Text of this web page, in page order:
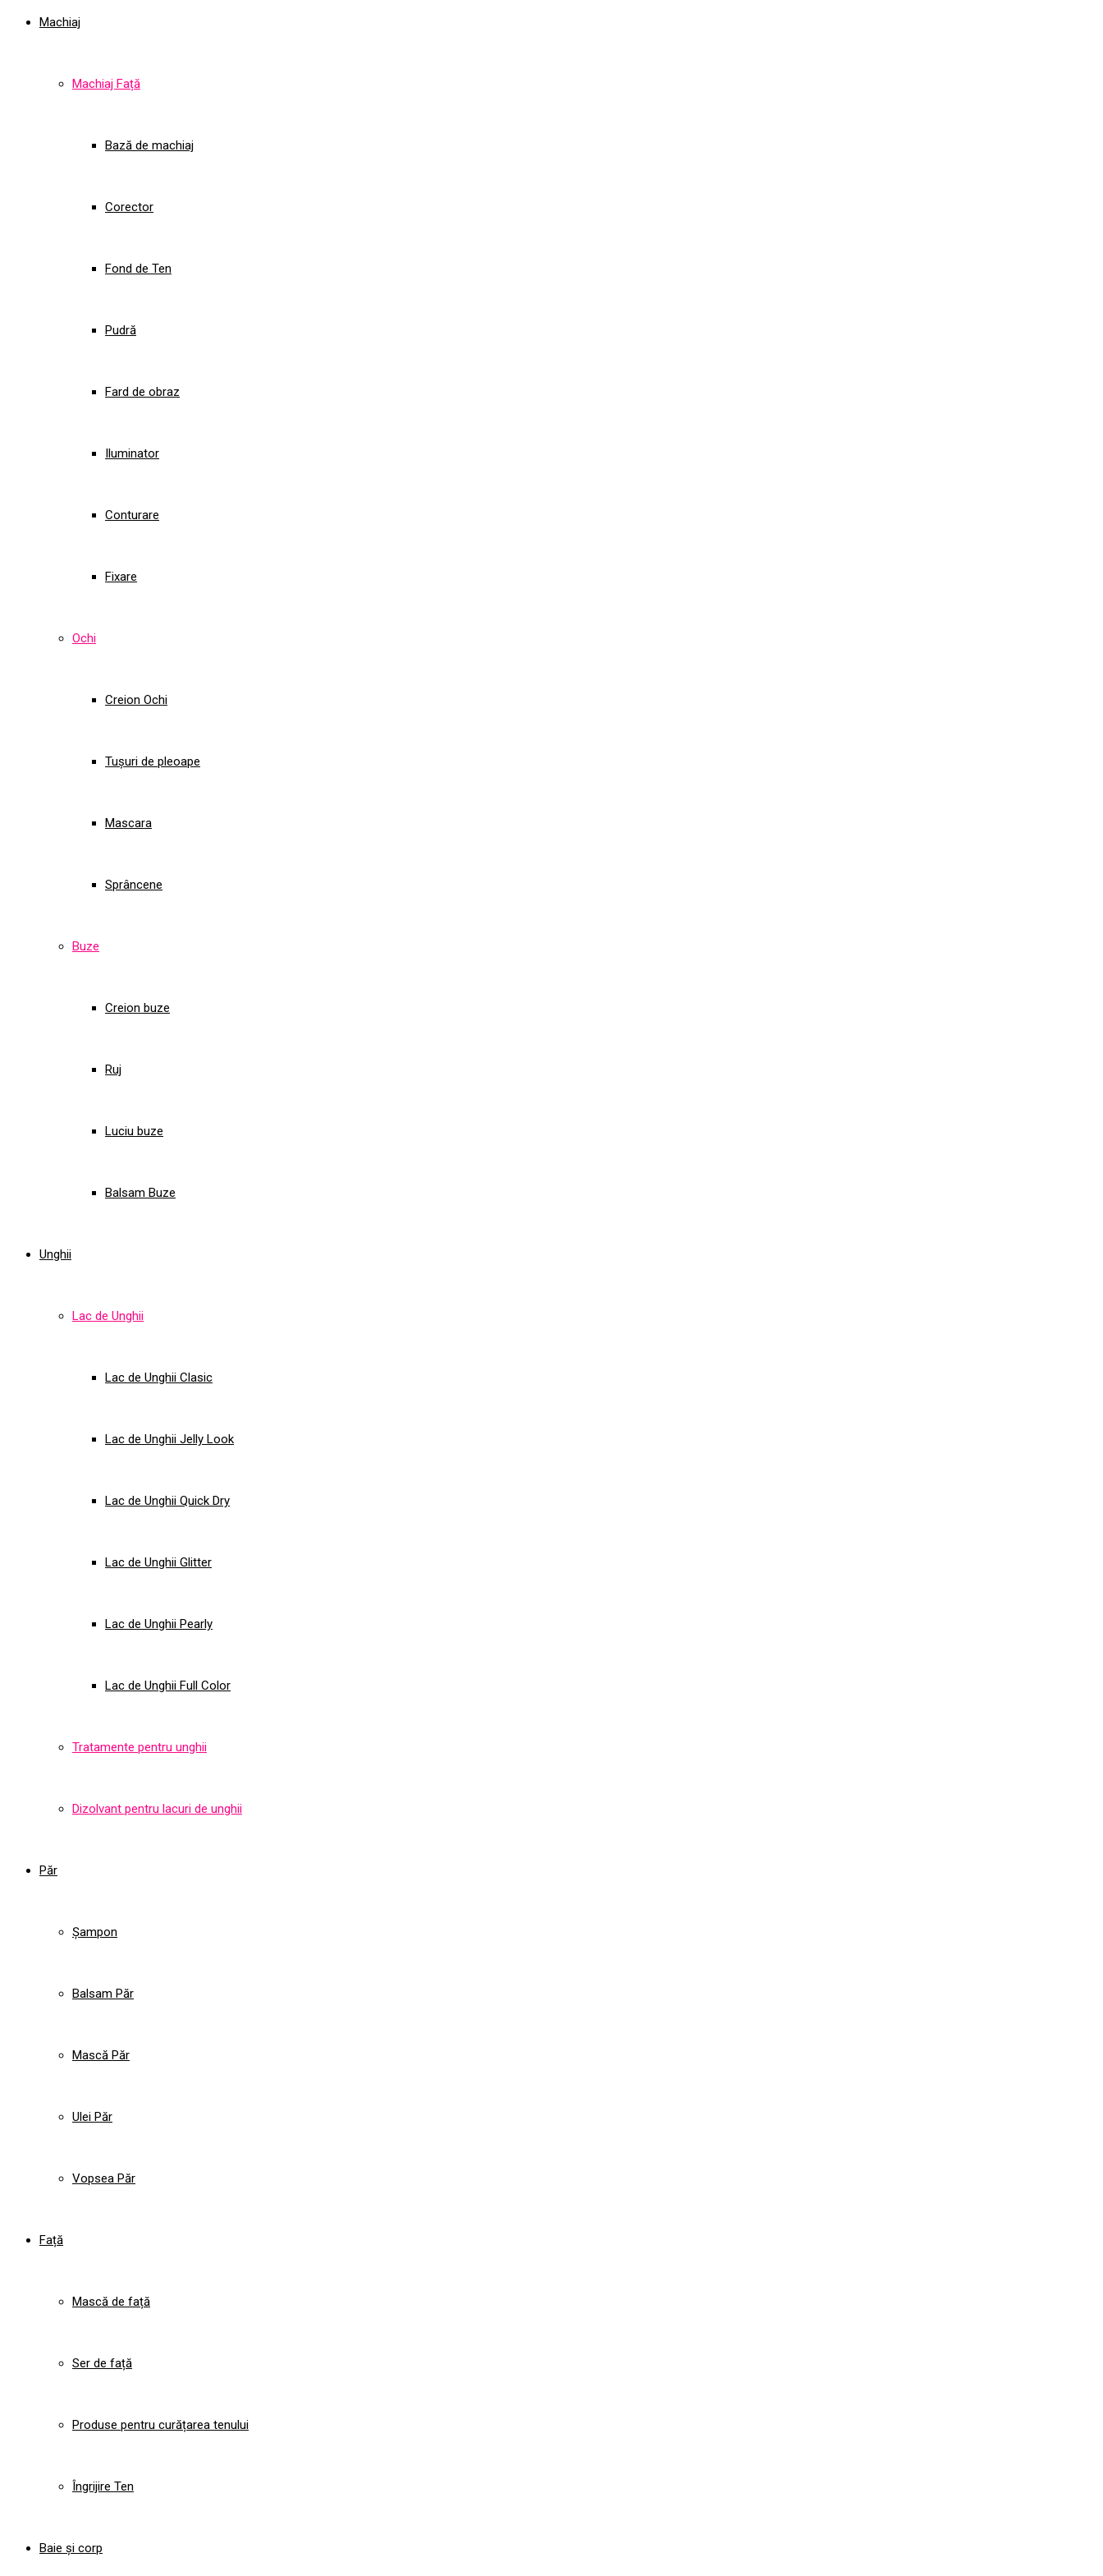
Machiaj
Machiaj Față
Bază de machiaj
Corector
Fond de Ten
Pudră
Fard de obraz
Iluminator
Conturare
Fixare
Ochi
Creion Ochi
Tușuri de pleoape
Mascara
Sprâncene
Buze
Creion buze
Ruj
Luciu buze
Balsam Buze
Unghii
Lac de Unghii
Lac de Unghii Clasic
Lac de Unghii Jelly Look
Lac de Unghii Quick Dry
Lac de Unghii Glitter
Lac de Unghii Pearly
Lac de Unghii Full Color
Tratamente pentru unghii
Dizolvant pentru lacuri de unghii
Păr
Șampon
Balsam Păr
Mască Păr
Ulei Păr
Vopsea Păr
Față
Mască de față
Ser de față
Produse pentru curățarea tenului
Îngrijire Ten
Baie și corp